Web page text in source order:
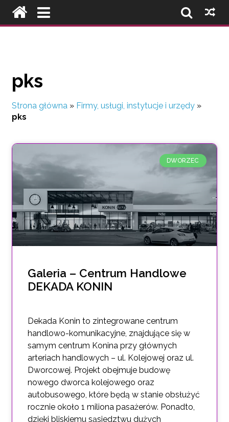
pks
Strona główna » Firmy, usługi, instytucje i urzędy »
pks
DWORZEC
Galeria – Centrum Handlowe
DEKADA KONIN
Dekada Konin to zintegrowane centrum
handlowo-komunikacyjne, znajdujące się w
samym centrum Konina przy głównych
arteriach handlowych – ul. Kolejowej oraz ul.
Dworcowej. Projekt obejmuje budowę
nowego dworca kolejowego oraz
autobusowego, które będą w stanie obsłużyć
rocznie około 1 miliona pasażerów. Ponadto,
dzięki bliskiemu sąsiedztwu dużych